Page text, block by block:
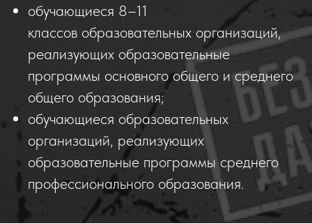
обучающиеся 8–11
классов образовательных организаций,
реализующих образовательные
программы основного общего и среднего
общего образования;
обучающиеся образовательных
организаций, реализующих
образовательные программы среднего
профессионального образования.